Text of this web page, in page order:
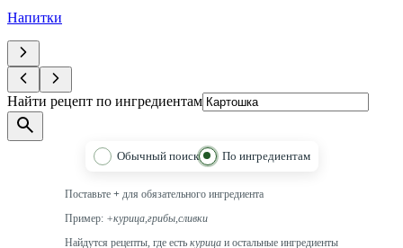
Напитки
Найти рецепт по ингредиентам
Обычный поиск По ингредиентам
Поставьте + для обязательного ингредиента
Пример: +курица,грибы,сливки
Найдутся рецепты, где есть курица и остальные ингредиенты